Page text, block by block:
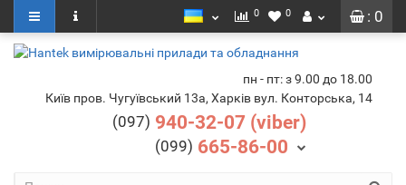
: 0
0 0
пн - пт: з 9.00 до 18.00
Київ пров. Чугуївський 13а, Харків вул. Конторська, 14
(097) 940-32-07 (viber)
(099) 665-86-00